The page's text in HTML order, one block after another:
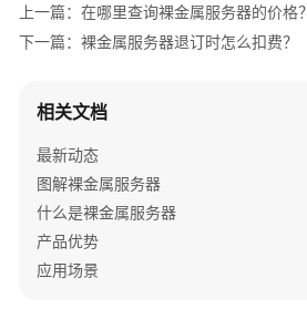
属
服
计
概
述
裸
金
上一篇：在哪里查询裸金属服务器的价格？
下一篇：裸金属服务器退订时怎么扣费？
相关文档
最新动态
图解裸金属服务器
什么是裸金属服务器
产品优势
应用场景